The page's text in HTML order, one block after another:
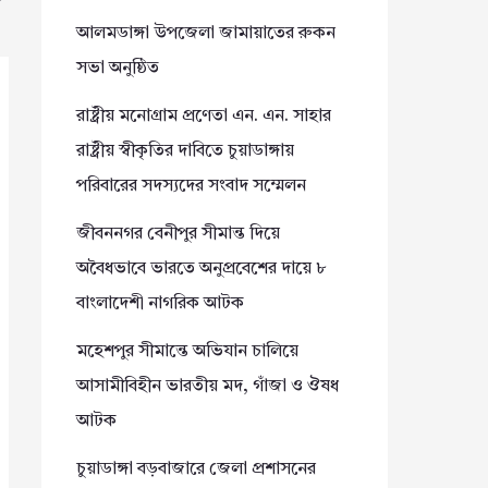
আলমডাঙ্গা উপজেলা জামায়াতের রুকন
সভা অনুষ্ঠিত
রাষ্ট্রীয় মনোগ্রাম প্রণেতা এন. এন. সাহার
রাষ্ট্রীয় স্বীকৃতির দাবিতে চুয়াডাঙ্গায়
পরিবারের সদস্যদের সংবাদ সম্মেলন
জীবননগর বেনীপুর সীমান্ত দিয়ে
অবৈধভাবে ভারতে অনুপ্রবেশের দায়ে ৮
বাংলাদেশী নাগরিক আটক
মহেশপুর সীমান্তে অভিযান চালিয়ে
আসামীবিহীন ভারতীয় মদ, গাঁজা ও ঔষধ
আটক
চুয়াডাঙ্গা বড়বাজারে জেলা প্রশাসনের